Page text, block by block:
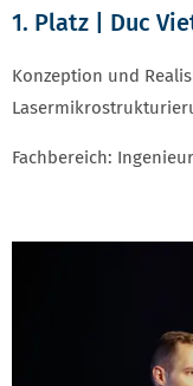
1. Platz | Duc
Konzeption und
Fachbereich: